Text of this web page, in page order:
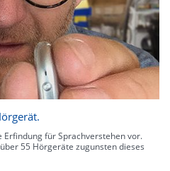
für Sprachverstehen vor.
55 Hörgeräte zugunsten dieses